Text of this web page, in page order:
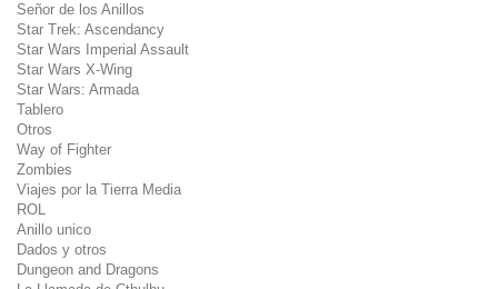
Señor de los Anillos
Star Trek: Ascendancy
Star Wars Imperial Assault
Star Wars X-Wing
Star Wars: Armada
Tablero
Otros
Way of Fighter
Zombies
Viajes por la Tierra Media
ROL
Anillo unico
Dados y otros
Dungeon and Dragons